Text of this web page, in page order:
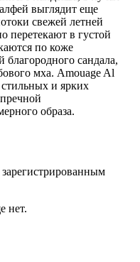
выглядит еще
свежей летней
перетекают в густой
по коже
сандала,
мха. Amouage Al
и ярких
образа.
нет.